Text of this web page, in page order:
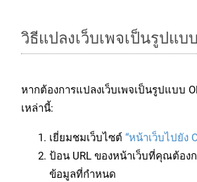
วิธีแปลงเว็บเพจเป็นรูปแบ
หากต้องการแปลงเว็บเพจเป็นรูปแบบ
เหล่านี้:
เยี่ยมชมเว็บไซต์ “หน้าเว็บไปยัง
ป้อน URL ของหน้าเว็บที่คุณต้อง
ข้อมูลที่กำหนด